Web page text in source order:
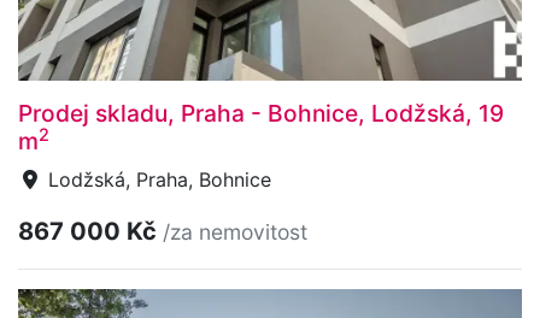
Prodej skladu, Praha - Bohnice, Lodžská, 19
m2
Lodžská, Praha, Bohnice
867 000 Kč /za nemovitost